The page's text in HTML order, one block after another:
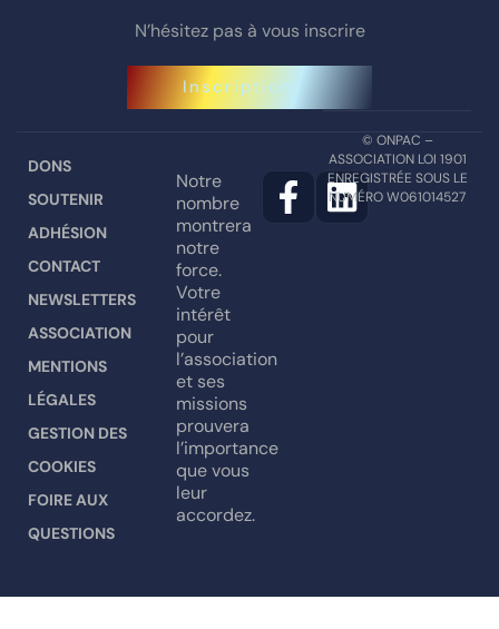
N’hésitez pas à vous inscrire
Inscription
DONS
SOUTENIR
ADHÉSION
CONTACT
NEWSLETTERS
ASSOCIATION
MENTIONS
LÉGALES
GESTION DES
COOKIES
FOIRE AUX
QUESTIONS
Notre
nombre
montrera
notre
force.
Votre
intérêt
pour
l’association
et ses
missions
prouvera
l’importance
que vous
leur
accordez.
© ONPAC –
ASSOCIATION LOI 1901
ENREGISTRÉE SOUS LE
NUMÉRO W061014527